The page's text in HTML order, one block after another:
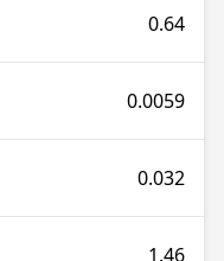
0.64
0.0059
0.032
1.46